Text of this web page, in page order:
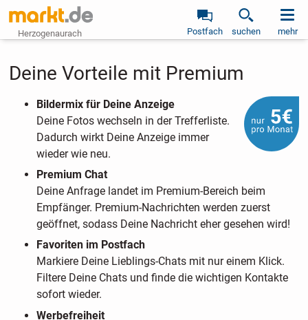
Herzogenaurach Postfach suchen mehr
Deine Vorteile mit Premium
Bildermix für Deine Anzeige
Deine Fotos wechseln in der Trefferliste.
Dadurch wirkt Deine Anzeige immer
wieder wie neu.
Premium Chat
Deine Anfrage landet im Premium-Bereich beim
Empfänger. Premium-Nachrichten werden zuerst
geöffnet, sodass Deine Nachricht eher gesehen wird!
Favoriten im Postfach
Markiere Deine Lieblings-Chats mit nur einem Klick.
Filtere Deine Chats und finde die wichtigen Kontakte
sofort wieder.
Werbefreiheit